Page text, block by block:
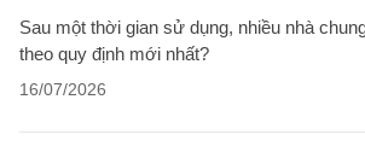
Sau một thời gian sử dụng, nhiều nhà
theo quy định mới nhất?
16/07/2026